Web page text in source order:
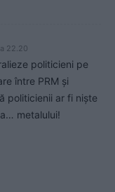
22.20
politicieni pe
între PRM și
politicienii ar fi niște
metalului!